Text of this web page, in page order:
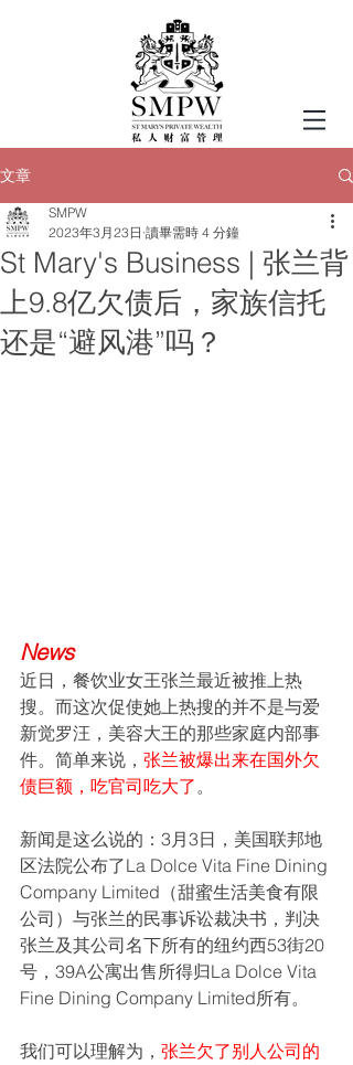
文章
St Mary's Business | 张兰背
上9.8亿欠债后，家族信托
还是“避风港”吗？
SMPW
2023年3月23日 讀畢需時 4 分鐘
News
近日，餐饮业女王张兰最近被推上热
搜。而这次促使她上热搜的并不是与爱
新觉罗汪，美容大王的那些家庭内部事
件。简单来说， 张兰被爆出来在国外欠
债巨额，吃官司吃大了。
新闻是这么说的：3月3日，美国联邦地
区法院公布了La Dolce Vita Fine Dining
Company Limited（甜蜜生活美食有限
公司）与张兰的民事诉讼裁决书，判决
张兰及其公司名下所有的纽约西53街20
号，39A公寓出售所得归La Dolce Vita
Fine Dining Company Limited所有。
我们可以理解为， 张兰欠了别人公司的